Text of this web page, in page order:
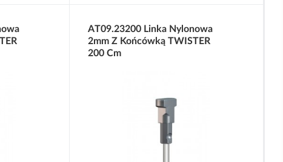
AT09.23200 Linka Nylonowa
2mm Z Końcówką TWISTER
200 Cm